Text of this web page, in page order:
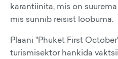
karantiinita, mis on
mis sunnib reisist loobuma.
Plaani "Phuket First
turismisektor hankida